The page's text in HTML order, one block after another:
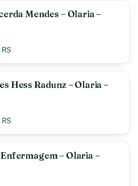
Mendes – Olaria –
RS
Hess Radunz – Olaria –
RS
– Olaria –